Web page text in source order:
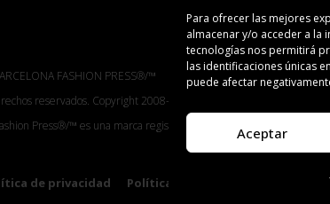
Para ofrecer las mejores
almacenar y/o acceder a la
tecnologías nos permitirá
las identificaciones únicas
puede afectar
Aceptar
FASHION PRESS®/™
reservados. Copyright 2008-2024.
Press®/™ es una marca registrada.
de privacidad Política de cookies